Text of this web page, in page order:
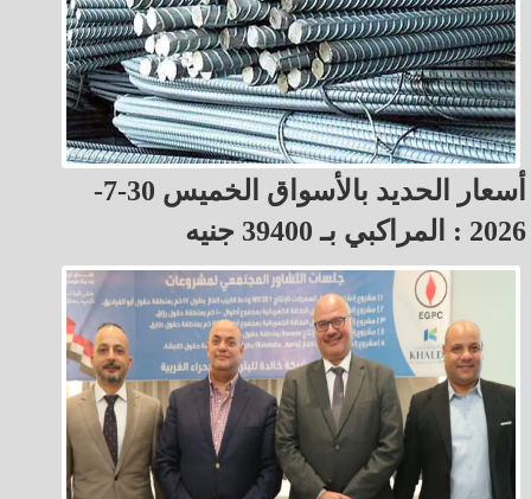
أسعار الحديد بالأسواق الخميس 30-7-
2026 : المراكبي بـ 39400 جنيه